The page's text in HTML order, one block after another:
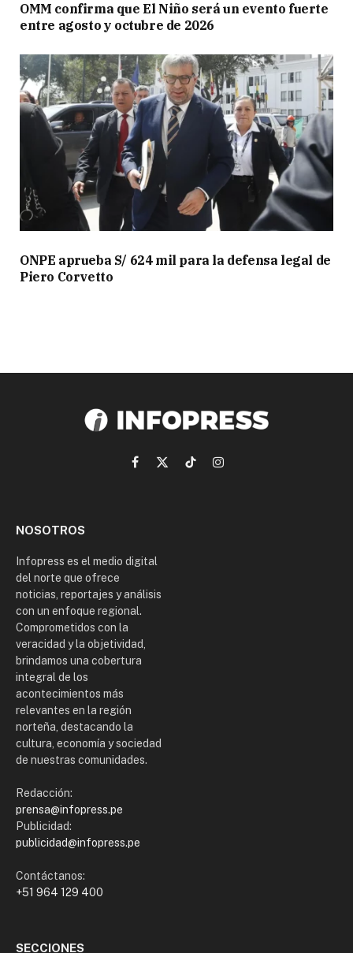
OMM confirma que El Niño será un evento fuerte
entre agosto y octubre de 2026
ONPE aprueba S/ 624 mil para la defensa legal de
Piero Corvetto
Facebook
X
TikTokInstagram
NOSOTROS
Infopress es el medio digital
del norte que ofrece
noticias, reportajes y análisis
con un enfoque regional.
Comprometidos con la
veracidad y la objetividad,
brindamos una cobertura
integral de los
acontecimientos más
relevantes en la región
norteña, destacando la
cultura, economía y sociedad
de nuestras comunidades.
Redacción:
prensa@infopress.pe
Publicidad:
publicidad@infopress.pe
Contáctanos:
+51 964 129 400
SECCIONES